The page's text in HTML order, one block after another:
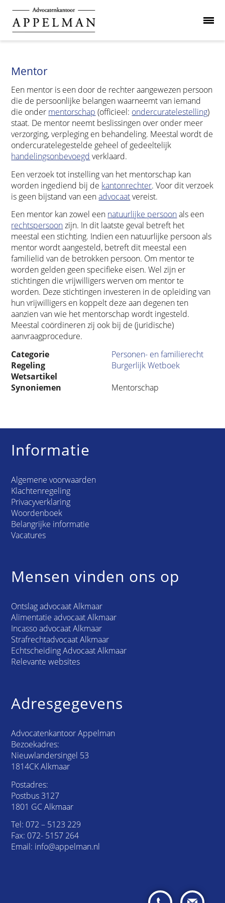
Mentor
Een mentor is een door de rechter aangewezen persoon
die de persoonlijke belangen waarneemt van iemand
die onder mentorschap (officieel: ondercuratelestelling)
staat. De mentor neemt beslissingen over onder meer
verzorging, verpleging en behandeling. Meestal wordt de
ondercuratelegestelde geheel of gedeeltelijk
handelingsonbevoegd verklaard.
Een verzoek tot instelling van het mentorschap kan
worden ingediend bij de kantonrechter. Voor dit verzoek
is geen bijstand van eenadvocaatvereist.
Een mentor kan zowel een natuurlijke persoonals een
rechtspersoonzijn. In dit laatste geval betreft het
meestal een stichting. Indien een natuurlijke persoon als
mentor wordt aangesteld, betreft dit meestal een
familielid van de betrokken persoon. Om mentor te
worden gelden geen specifieke eisen. Wel zijn er
stichtingen die vrijwilligers werven om mentor te
worden. Deze stichtingen investeren in de opleiding van
hun vrijwilligers en koppelt deze aan degenen ten
aanzien van wie het mentorschap wordt ingesteld.
Meestal coördineren zij ook bij de (juridische)
aanvraagprocedure.
Categorie
Personen- en familierecht
Regeling
Burgerlijk Wetboek
Wetsartikel
Synoniemen
Mentorschap
Informatie
Algemene voorwaarden
Klachtenregeling
Privacyverklaring
Woordenboek
Belangrijke informatie
Vacatures
Mensen vinden ons op
Ontslag advocaat Alkmaar
Alimentatie advocaat Alkmaar
Incasso advocaat Alkmaar
Strafrechtadvocaat Alkmaar
Echtscheiding Advocaat Alkmaar
Relevante websites
Adresgegevens
Advocatenkantoor Appelman
Bezoekadres:
Nieuwlandersingel 53
1814CK Alkmaar
Postadres:
Postbus 3127
1801 GC Alkmaar
Tel: 072 – 5123 229
Fax: 072- 5157 264
Email: info@appelman.nl